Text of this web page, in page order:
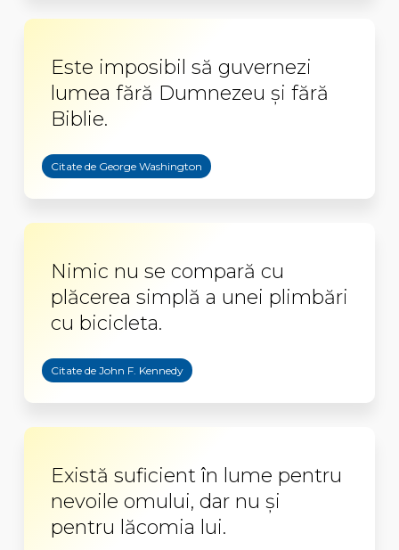
Este imposibil să guvernezi
lumea fără Dumnezeu şi fără
Biblie.
Citate de George Washington
Nimic nu se compară cu
plăcerea simplă a unei plimbări
cu bicicleta.
Citate de John F. Kennedy
Există suficient în lume pentru
nevoile omului, dar nu şi
pentru lăcomia lui.